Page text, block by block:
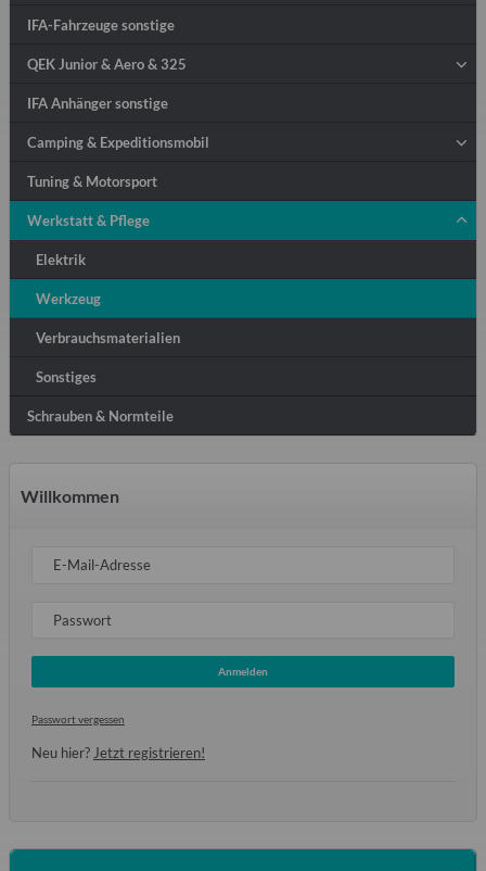
IFA-Fahrzeuge sonstige
QEK Junior & Aero & 325
IFA Anhänger sonstige
Camping & Expeditionsmobil
Tuning & Motorsport
Werkstatt & Pflege
Elektrik
Werkzeug
Verbrauchsmaterialien
Sonstiges
Schrauben & Normteile
Willkommen
E-Mail-Adresse
Passwort
Anmelden
Passwort vergessen
Neu hier?Jetzt registrieren!